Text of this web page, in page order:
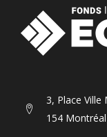
3, Place Ville
154